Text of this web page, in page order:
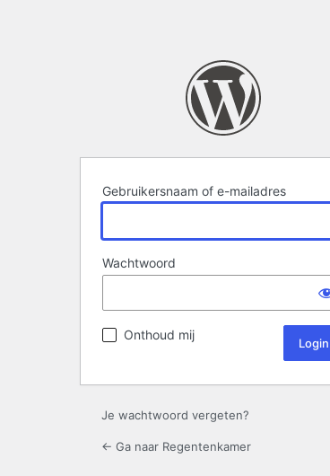
Gebruikersnaam of e-mailadres
Wachtwoord
Onthoud mij
Je wachtwoord vergeten?
← Ga naar Regentenkamer